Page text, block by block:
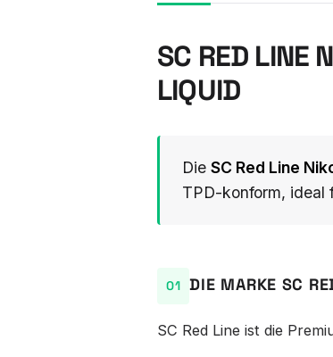
SC RED LINE
LIQUID
Die SC Red Line
TPD-konform, ideal
DIE MARKE SC
SC Red Line ist die